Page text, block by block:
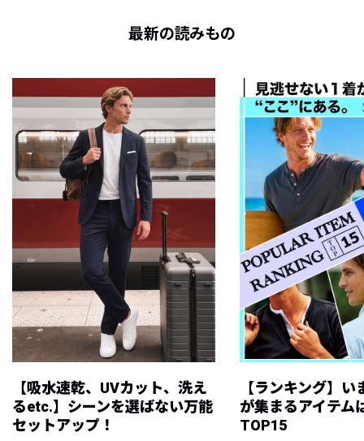
最新の読みもの
【吸水速乾、UVカット、洗え
るetc.】シーンを選ばない万能
セットアップ！
【ランキング】
が集まるアイテム
TOP15